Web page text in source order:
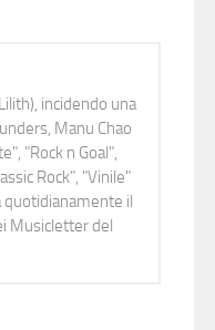
incidendo una
Manu Chao
"Rock n Goal",
Rock”, "Vinile"
quotidianamente il
Musicletter del